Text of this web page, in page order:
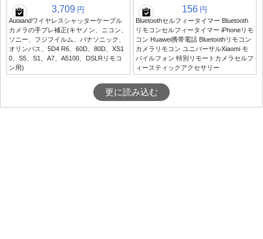
3,709 円
Audlandワイヤレスシャッターケーブル
カメラの手ブレ補正(キヤノン、ニコン、
ソニー、フジフイルム、パナソニック、
オリンパス、5D4 R6、60D、80D、XS1
0、S5、S1、A7、A5100、DSLRリモコ
ン用)
156 円
Bluetoothセルフィータイマー Bluetooth
リモコンセルフィータイマー iPhoneリモ
コン Huawei携帯電話 Bluetoothリモコン
カメラリモコン ユニバーサルXiaomi モ
バイルフォン 特別リモートカメラセルフ
ィースティックアクセサリー
更に読み込む